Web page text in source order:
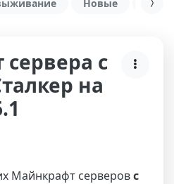
Новые С
с
на
Майнкрафт серверовс